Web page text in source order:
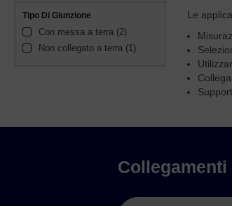
Tipo Di Giunzione
Con messa a terra (2)
Non collegato a terra (1)
Le
Collegamenti